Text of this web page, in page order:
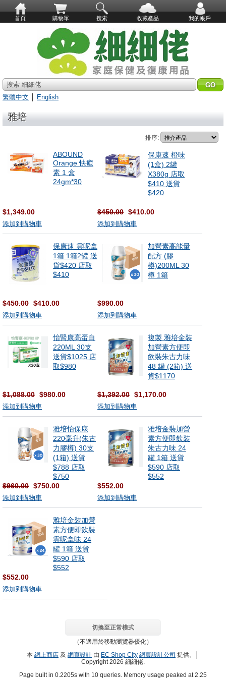
首頁 購物單 搜索 收藏產品 我的帳戶
搜索 細細佬
繁體中文
English
雅培
排序:
ABOUND
Orange 快癒
素 1 盒
24gm*30
$1,349.00
添加到購物車
保康速 橙味
(1盒) 2罐
X380g 店取
$410 送貨
$420
$450.00 $410.00
添加到購物車
保康速 雲呢拿
1箱 1箱2罐 送
貨$420 店取
$410
$450.00 $410.00
添加到購物車
加營素高能量
配方 (膠
樽)200ML 30
樽 1箱
$990.00
添加到購物車
怡腎康高蛋白
220ML 30支
送貨$1025 店
取$980
$1,088.00 $980.00
添加到購物車
複製 雅培金裝
加營素方便即
飲裝朱古力味
48 罐 (2箱) 送
貨$1170
$1,392.00 $1,170.00
添加到購物車
雅培怡保康
220毫升(朱古
力膠樽) 30支
(1箱) 送貨
$788 店取
$750
$960.00 $750.00
添加到購物車
雅培金裝加營
素方便即飲裝
朱古力味 24
罐 1箱 送貨
$590 店取
$552
$552.00
添加到購物車
雅培金裝加營
素方便即飲裝
雲呢拿味 24
罐 1箱 送貨
$590 店取
$552
$552.00
添加到購物車
切換至正常模式
（不適用於移動瀏覽器優化）
本 網上商店 及 網頁設計 由 EC Shop City 網頁設計公司 提供。│
Copyright 2026 細細佬.
Page built in 0.2205s with 10 queries. Memory usage peaked at 2.25